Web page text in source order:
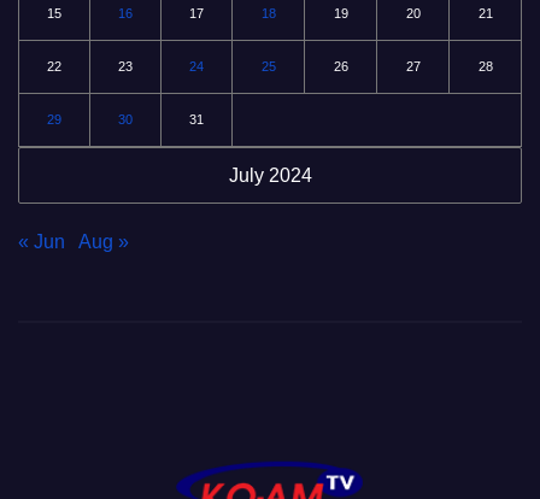
July 2024
15 16 17 18 19 20 21
22 23 24 25 26 27 28
29 30 31
« Jun Aug »